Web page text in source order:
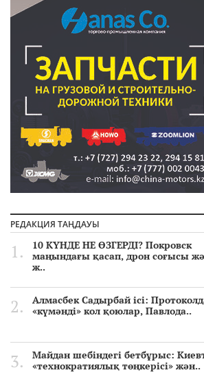
РЕДАКЦИЯ ТАҢДАУЫ
10 КҮНДЕ НЕ ӨЗГЕРДІ? Покровск
маңындағы қасап, дрон соғысы
ж..
Алмасбек Садырбай ісі:
«күмәнді» кол қоюлар, Павлода..
Майдан шебіндегі бетбұрыс:
«технократиялық төңкерісі» жән..